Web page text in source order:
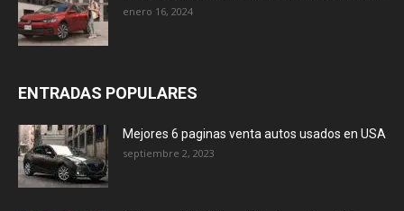
enero 16, 2024
ENTRADAS POPULARES
Mejores 6 paginas venta autos usados en USA
septiembre 2, 2023